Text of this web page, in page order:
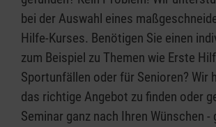
bei der Auswahl eines
Hilfe-Kurses. Benötigen Sie einen
zum Beispiel zu Themen wie Erste
Sportunfällen oder für Senioren? Wir
das richtige Angebot zu finden oder
Seminar ganz nach Ihren Wünschen -